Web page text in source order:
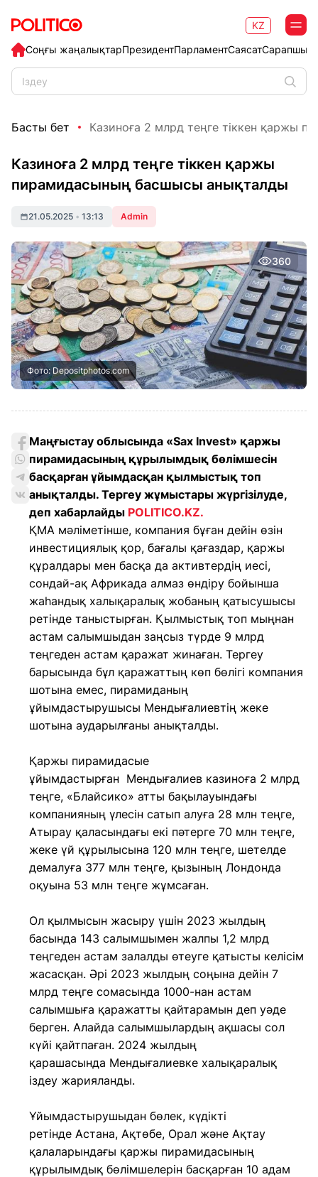
Соңғы жаңалықтарПрезидентПарламентСаясат
KZ
Басты бет Казиноға 2 млрд теңге тіккен қаржы
Казиноға 2 млрд теңге тіккен қаржы
пирамидасының басшысы анықталды
21.05.2025 • 13:13 Admin
360
Фото: Depositphotos.com
Маңғыстау облысында «Sax Invest» қаржы
пирамидасының құрылымдық бөлімшесін
басқарған ұйымдасқан қылмыстық топ
анықталды. Тергеу жұмыстары жүргізілуде,
деп хабарлайды POLITICO.KZ.
ҚМА мәліметінше, компания бұған дейін өзін
инвестициялық қор, бағалы қағаздар, қаржы
құралдары мен басқа да активтердің иесі,
сондай-ақ Африкада алмаз өндіру бойынша
жаһандық халықаралық жобаның қатысушысы
ретінде таныстырған. Қылмыстық топ мыңнан
астам салымшыдан заңсыз түрде 9 млрд
теңгеден астам қаражат жинаған. Тергеу
барысында бұл қаражаттың көп бөлігі компания
шотына емес, пирамиданың
ұйымдастырушысы Мендығалиевтің жеке
шотына аударылғаны анықталды.
Қаржы пирамидасые
ұйымдастырған Мендығалиев казиноға 2 млрд
теңге, «Блайсико» атты бақылауындағы
компанияның үлесін сатып алуға 28 млн теңге,
Атырау қаласындағы екі пәтерге 70 млн теңге,
жеке үй құрылысына 120 млн теңге, шетелде
демалуға 377 млн теңге, қызының Лондонда
оқуына 53 млн теңге жұмсаған.
Ол қылмысын жасыру үшін 2023 жылдың
басында 143 салымшымен жалпы 1,2 млрд
теңгеден астам залалды өтеуге қатысты келісім
жасасқан. Әрі 2023 жылдың соңына дейін 7
млрд теңге сомасында 1000-нан астам
салымшыға қаражатты қайтарамын деп уәде
берген. Алайда салымшылардың ақшасы сол
күйі қайтпаған. 2024 жылдың
қарашасында Мендығалиевке халықаралық
іздеу жарияланды.
Ұйымдастырушыдан бөлек, күдікті
ретінде Астана, Ақтөбе, Орал және Ақтау
қалаларындағы қаржы пирамидасының
құрылымдық бөлімшелерін басқарған 10 адам